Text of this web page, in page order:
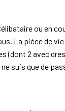
ou en
La pièce de
2 avec
que de